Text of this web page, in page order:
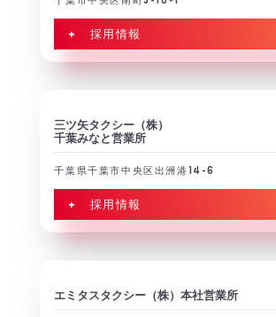
+ 採用情報
三ツ矢タクシー（株）
千葉みなと営業所
千葉県千葉市中央区出洲港14-6
+ 採用情報
エミタスタクシー（株）本社営業所